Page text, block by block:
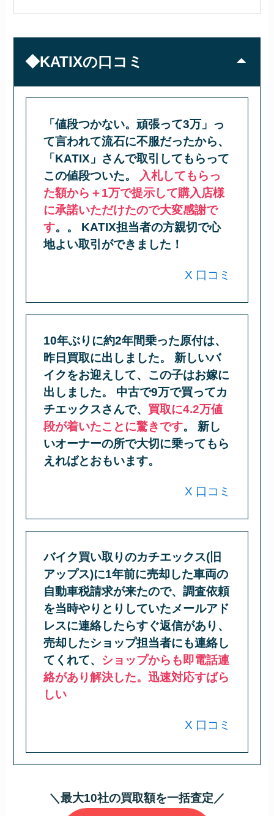
◆KATIXの口コミ
「値段つかない。頑張って3万」っ
て言われて流石に不服だったから、
「KATIX」さんで取引してもらって
この値段ついた。
入札してもらっ
た額から＋1万で提示して購入店様
に承諾いただけたので大変感謝で
す。。 KATIX担当者の方親切で心
地よい取引ができました！
X 口コミ
10年ぶりに約2年間乗った原付は、
昨日買取に出しました。 新しいバ
イクをお迎えして、この子はお嫁に
出しました。 中古で9万で買ってカ
チエックスさんで、 買取に4.2万値
段が着いたことに驚きです。 新し
いオーナーの所で大切に乗ってもら
えればとおもいます。
X 口コミ
バイク買い取りのカチエックス(旧
アップス)に1年前に売却した車両の
自動車税請求が来たので、調査依頼
を当時やりとりしていたメールアド
レスに連絡したらすぐ返信があり、
売却したショップ担当者にも連絡し
てくれて、 ショップからも即電話連
絡があり解決した。迅速対応すばら
しい
X 口コミ
＼最大10社の買取額を一括査定／